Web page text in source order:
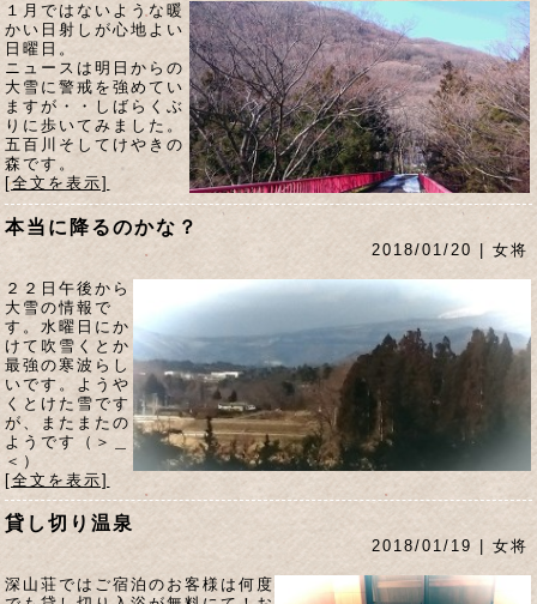
１月ではないような暖
かい日射しが心地よい
日曜日。
ニュースは明日からの
大雪に警戒を強めてい
ますが・・しばらくぶ
りに歩いてみました。
五百川そしてけやきの
森です。
[全文を表示]
本当に降るのかな？
2018/01/20 | 女将
２２日午後から
大雪の情報で
す。水曜日にか
けて吹雪くとか
最強の寒波らし
いです。ようや
くとけた雪です
が、またまたの
ようです（＞＿
＜）
[全文を表示]
貸し切り温泉
2018/01/19 | 女将
深山荘ではご宿泊のお客様は何度